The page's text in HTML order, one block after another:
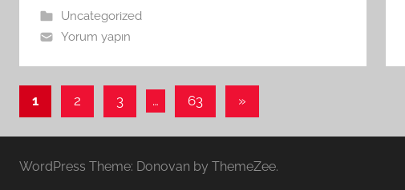
Uncategorized
Yorum yapın
Yazı
1 2 3 … 63
Sonraki
»
WordPress Theme: Donovan by ThemeZee.